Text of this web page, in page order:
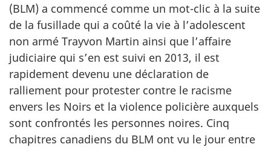
(BLM) a commencé comme un mot-clic à la suite
de la fusillade qui a coûté la vie à l’adolescent
non armé Trayvon Martin ainsi que l’affaire
judiciaire qui s’en est suivi en 2013, il est
rapidement devenu une déclaration de
ralliement pour protester contre le racisme
envers les Noirs et la violence policière auxquels
sont confrontés les personnes noires. Cinq
chapitres canadiens du BLM ont vu le jour entre